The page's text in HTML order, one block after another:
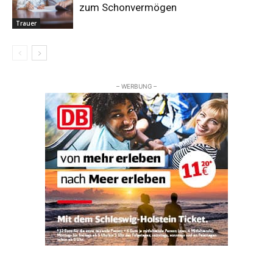
Trauer
zum Schonvermögen
– WERBUNG –